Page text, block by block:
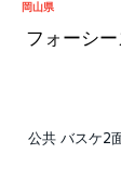
岡山県
フォーシ
公共 バスケ2